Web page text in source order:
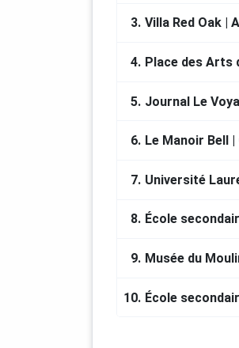
FedNor
Ville du Grand
Association
Le Voyageur
3. Villa Red Oak |
4. Place des Arts
5. Journal Le
6. Le Manoir Bell
7. Université
8. École
9. Musée du
10. École